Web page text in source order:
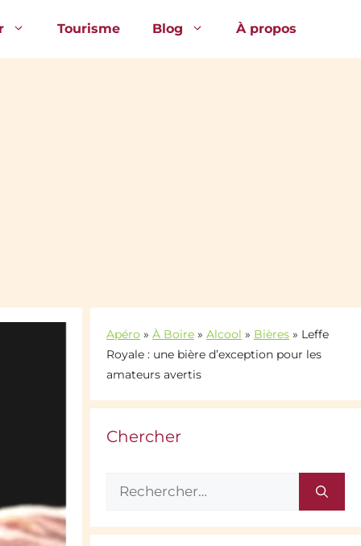
Tourisme Blog À propos
Apéro » À Boire » Alcool » Bières » Leffe
Royale : une bière d’exception pour les
amateurs avertis
Chercher
Rechercher :